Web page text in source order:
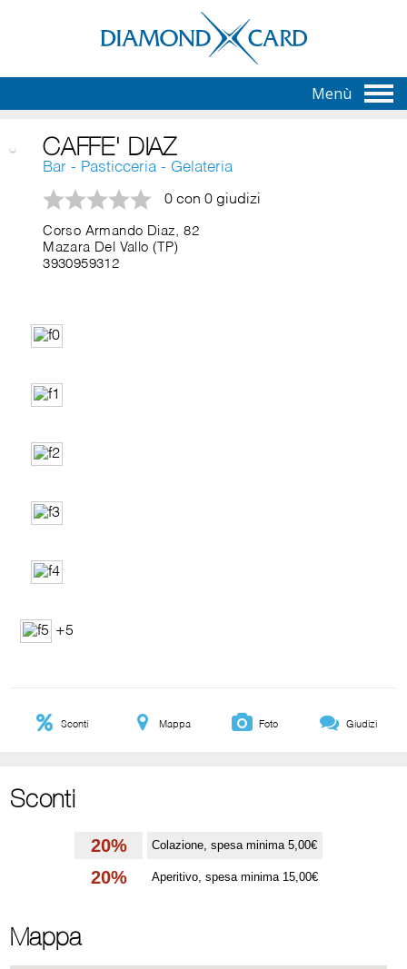
Menù
CAFFE' DIAZ
Bar - Pasticceria - Gelateria
0 con 0 giudizi
Corso Armando Diaz, 82
Mazara Del Vallo (TP)
3930959312
+5
Sconti Mappa Foto Giudizi
Sconti
20% Colazione, spesa minima 5,00€
20% Aperitivo, spesa minima 15,00€
Mappa